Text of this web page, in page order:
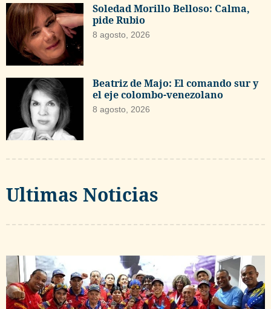
Soledad Morillo Belloso: Calma,
pide Rubio
8 agosto, 2026
Beatriz de Majo: El comando sur y
el eje colombo-venezolano
8 agosto, 2026
Ultimas Noticias